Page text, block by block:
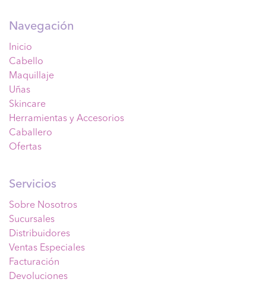
Navegación
Inicio
Cabello
Maquillaje
Uñas
Skincare
Herramientas y Accesorios
Caballero
Ofertas
Servicios
Sobre Nosotros
Sucursales
Distribuidores
Ventas Especiales
Facturación
Devoluciones